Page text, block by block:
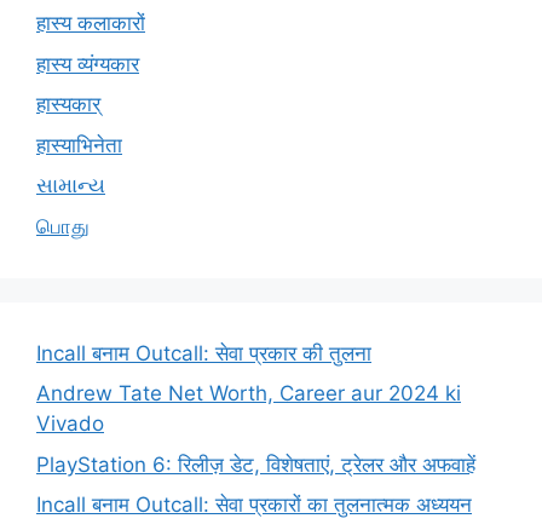
हास्य कलाकारों
हास्य व्यंग्यकार
हास्यकार्
हास्याभिनेता
સામાન્ય
பொது
Incall बनाम Outcall: सेवा प्रकार की तुलना
Andrew Tate Net Worth, Career aur 2024 ki
Vivado
PlayStation 6: रिलीज़ डेट, विशेषताएं, ट्रेलर और अफवाहें
Incall बनाम Outcall: सेवा प्रकारों का तुलनात्मक अध्ययन